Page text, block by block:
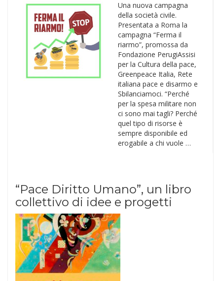
Una nuova campagna
della società civile.
Presentata a Roma la
campagna “Ferma il
riarmo”, promossa da
Fondazione PerugiAssisi
per la Cultura della pace,
Greenpeace Italia, Rete
italiana pace e disarmo e
Sbilanciamoci. “Perché
per la spesa militare non
ci sono mai tagli? Perché
quel tipo di risorse è
sempre disponibile ed
erogabile a chi vuole …
“Pace Diritto Umano”, un libro
collettivo di idee e progetti